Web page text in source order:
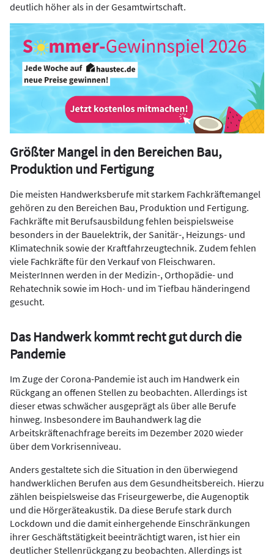
deutlich höher als in der Gesamtwirtschaft.
Größter Mangel in den Bereichen Bau,
Produktion und Fertigung
Die meisten Handwerksberufe mit starkem Fachkräftemangel
gehören zu den Bereichen Bau, Produktion und Fertigung.
Fachkräfte mit Berufsausbildung fehlen beispielsweise
besonders in der Bauelektrik, der Sanitär-, Heizungs- und
Klimatechnik sowie der Kraftfahrzeugtechnik. Zudem fehlen
viele Fachkräfte für den Verkauf von Fleischwaren.
MeisterInnen werden in der Medizin-, Orthopädie- und
Rehatechnik sowie im Hoch- und im Tiefbau händeringend
gesucht.
Das Handwerk kommt recht gut durch die
Pandemie
Im Zuge der Corona-Pandemie ist auch im Handwerk ein
Rückgang an offenen Stellen zu beobachten. Allerdings ist
dieser etwas schwächer ausgeprägt als über alle Berufe
hinweg. Insbesondere im Bauhandwerk lag die
Arbeitskräftenachfrage bereits im Dezember 2020 wieder
über dem Vorkrisenniveau.
Anders gestaltete sich die Situation in den überwiegend
handwerklichen Berufen aus dem Gesundheitsbereich. Hierzu
zählen beispielsweise das Friseurgewerbe, die Augenoptik
und die Hörgeräteakustik. Da diese Berufe stark durch
Lockdown und die damit einhergehende Einschränkungen
ihrer Geschäftstätigkeit beeinträchtigt waren, ist hier ein
deutlicher Stellenrückgang zu beobachten. Allerdings ist